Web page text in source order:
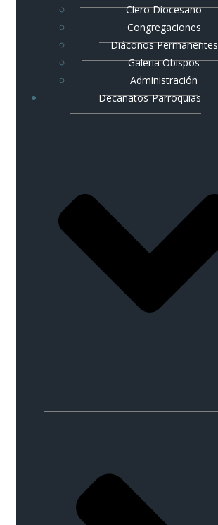
Clero Diocesano
Congregaciones
Diáconos Permanentes
Galeria Obispos
Administración
Decanatos-Parroquias